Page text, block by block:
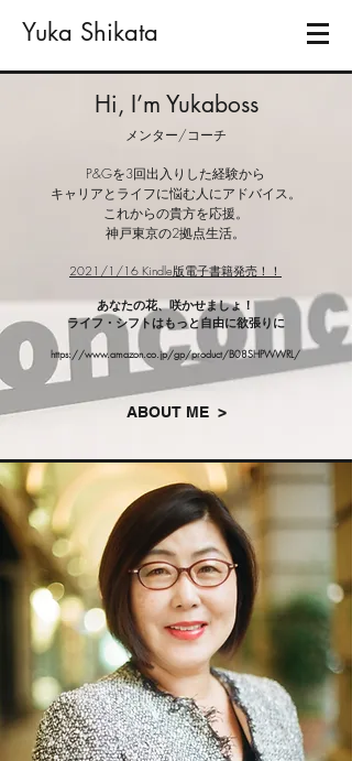
​Yuka Shikata
Hi, I’m Yukaboss
メンター/コーチ
P&Gを3回出入りした経験から
キャリアとライフに悩む人にアドバイス。
これからの貴方を応援。
神戸東京の2拠点生活。
2021/1/16 Kindle版電子書籍発売！！
あなたの花、咲かせましょ！
ライフ・シフトはもっと自由に欲張りに
https://www.amazon.co.jp/gp/product/B08SHPWWRL/
ABOUT ME >